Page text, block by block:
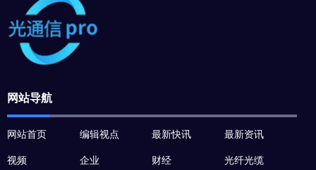
网站导航
网站首页 编辑视点 最新快讯 最新资讯
视频 企业 财经 光纤光缆